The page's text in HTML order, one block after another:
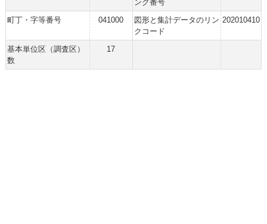
ング番号
町丁・字等番号
041000
図形と集計データのリン
クコード
202010410
基本単位区（調査区）
数
17